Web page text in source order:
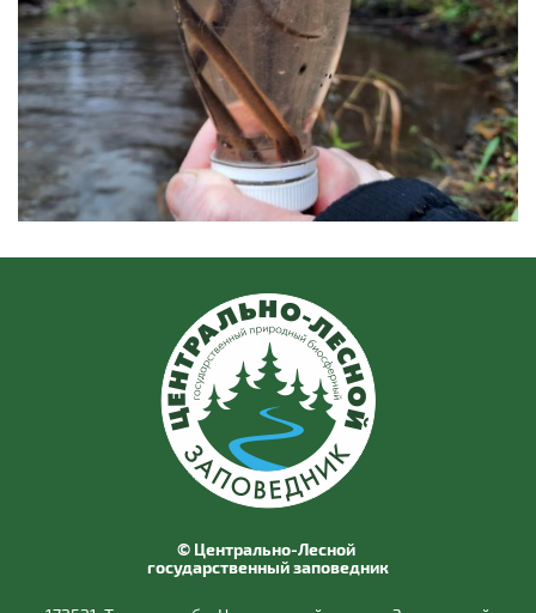
© Центрально-Лесной
государственный заповедник